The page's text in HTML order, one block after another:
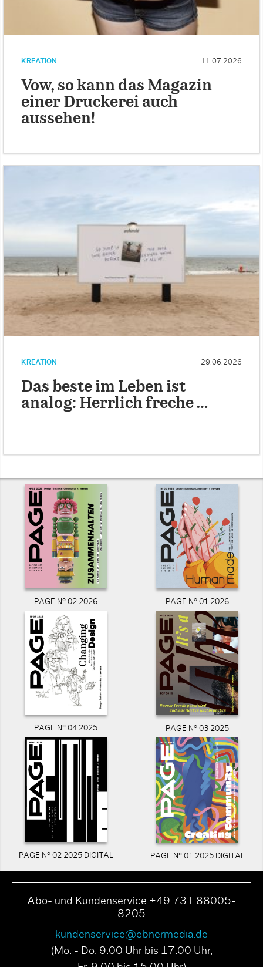
KREATION 11.07.2026
Vow, so kann das Magazin
einer Druckerei auch
aussehen!
KREATION 29.06.2026
Das beste im Leben ist
analog: Herrlich freche …
PAGE N° 02 2026 PAGE N° 01 2026
PAGE N° 04 2025 PAGE N° 03 2025
PAGE N° 02 2025 DIGITAL PAGE N° 01 2025 DIGITAL
Abo- und Kundenservice +49 731 88005-
8205
kundenservice@ebnermedia.de
(Mo. - Do. 9.00 Uhr bis 17.00 Uhr,